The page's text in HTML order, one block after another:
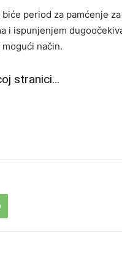
period za pamćenje
i ispunjenjem
način.
stranici…